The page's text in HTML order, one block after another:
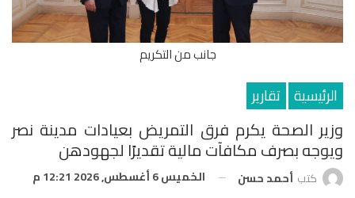
جانب من التكريم
الرئيسية تقارير
وزير الصحة يكرم فرق التمريض بعيادات مدينة نصر
ويوجه بصرف مكافآت مالية تقديرًا لجهودهن
كتب أحمد حسن الخميس 6 أغسطس, 2026 12:21 م